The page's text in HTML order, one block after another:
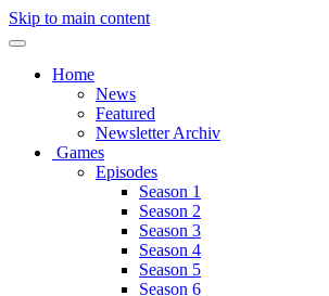
Skip to main content
Home
News
Featured
Newsletter Archiv
Games
Episodes
Season 1
Season 2
Season 3
Season 4
Season 5
Season 6